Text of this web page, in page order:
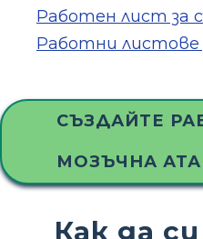
Работен лист за
Работни листове
СЪЗДАЙТЕ
МОЗЪЧНА
Как да